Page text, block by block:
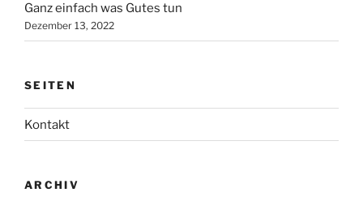
Ganz einfach was Gutes tun
Dezember 13, 2022
SEITEN
Kontakt
ARCHIV